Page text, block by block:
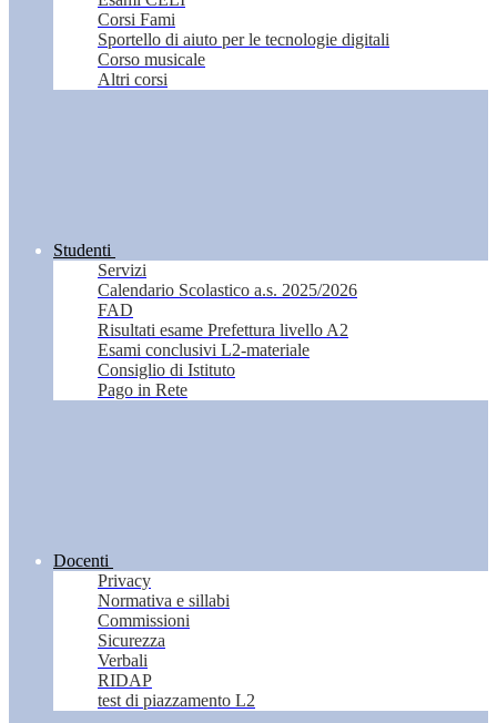
Corsi Fami
Sportello di aiuto per le tecnologie digitali
Corso musicale
Altri corsi
Studenti
Servizi
Calendario Scolastico a.s. 2025/2026
FAD
Risultati esame Prefettura livello A2
Esami conclusivi L2-materiale
Consiglio di Istituto
Pago in Rete
Docenti
Privacy
Normativa e sillabi
Commissioni
Sicurezza
Verbali
RIDAP
test di piazzamento L2